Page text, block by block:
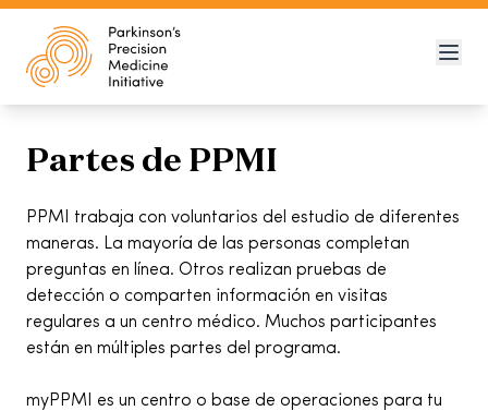
Partes de PPMI
PPMI trabaja con voluntarios del estudio de diferentes
maneras. La mayoría de las personas completan
preguntas en línea. Otros realizan pruebas de
detección o comparten información en visitas
regulares a un centro médico. Muchos participantes
están en múltiples partes del programa.
myPPMI es un centro o base de operaciones para tu